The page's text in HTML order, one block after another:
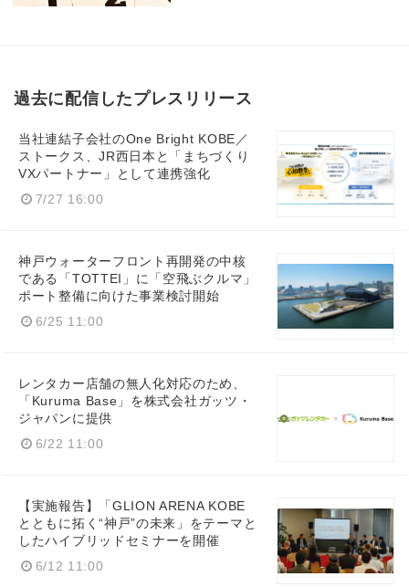
過去に配信したプレスリリース
当社連結子会社のOne Bright KOBE／
ストークス、JR西日本と「まちづくり
VXパートナー」として連携強化
7/27 16:00
神戸ウォーターフロント再開発の中核
である「TOTTEI」に「空飛ぶクルマ」
ポート整備に向けた事業検討開始
6/25 11:00
レンタカー店舗の無人化対応のため、
「Kuruma Base」を株式会社ガッツ・
ジャパンに提供
6/22 11:00
【実施報告】「GLION ARENA KOBE
とともに拓く“神戸”の未来」をテーマと
したハイブリッドセミナーを開催
6/12 11:00
Japanese